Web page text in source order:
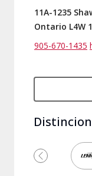
11A-1235
Ontario L4W
905-670-1435
Previous